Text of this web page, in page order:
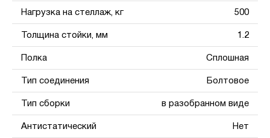
Нагрузка на стеллаж, кг 500
Толщина стойки, мм 1.2
Полка Сплошная
Тип соединения Болтовое
Тип сборки в разобранном виде
Антистатический Нет